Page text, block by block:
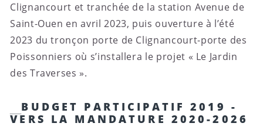
Clignancourt et tranchée de la station Avenue de
Saint-Ouen en avril 2023, puis ouverture à l’été
2023 du tronçon porte de Clignancourt-porte des
Poissonniers où s’installera le projet « Le Jardin
des Traverses ».
BUDGET PARTICIPATIF 2019 -
VERS LA MANDATURE 2020-2026